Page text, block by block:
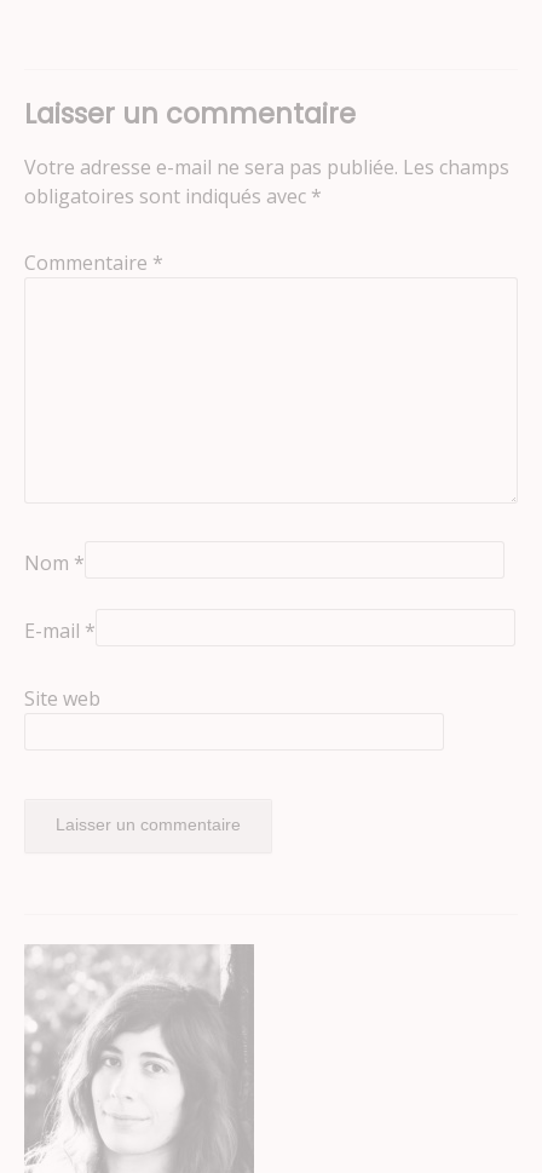
Laisser un commentaire
Votre adresse e-mail ne sera pas publiée. Les champs
obligatoires sont indiqués avec *
Commentaire *
Nom *
E-mail *
Site web